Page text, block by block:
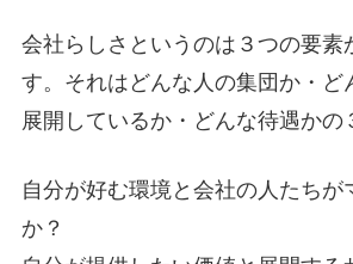
会社らしさというのは３つの要素
す。それはどんな人の集団か・ど
展開しているか・どんな待遇かの
自分が好む環境と会社の人たちが
か？